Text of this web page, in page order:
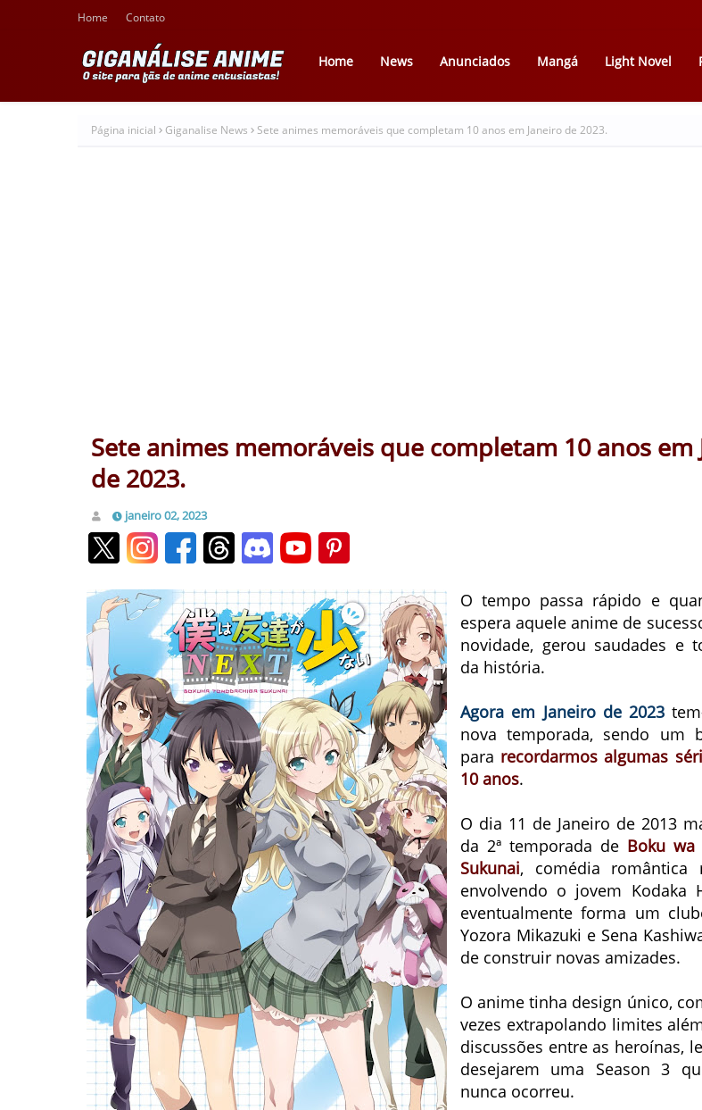
Home Contato
Home News Anunciados Mangá Light Novel
Página inicial Giganalise News Sete animes memoráveis que completam 10 anos em Janeiro de 2023.
Sete animes memoráveis que completam 10 anos em
de 2023.
janeiro 02, 2023
O tempo passa rápido e
espera aquele anime de
novidade, gerou saudades e
da história.
Agora em Janeiro de 2023
nova temporada, sendo um
para recordarmos algumas
10 anos.
O dia 11 de Janeiro de 2013
da 2ª temporada de Boku wa
Sukunai, comédia romântica
envolvendo o jovem Kodaka
eventualmente forma um
Yozora Mikazuki e Sena
de construir novas amizades.
O anime tinha design único,
vezes extrapolando limites
discussões entre as heroínas,
desejarem uma Season 3
nunca ocorreu.